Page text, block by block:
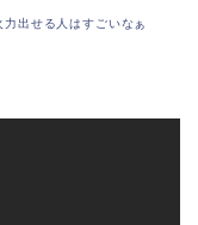
出せる人はすごいなぁ